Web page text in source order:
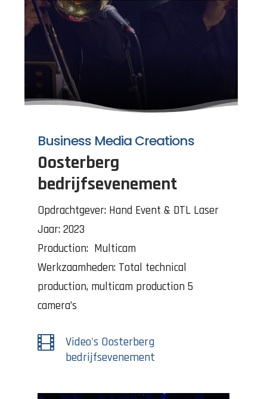
Business Media Creations
Oosterberg
bedrijfsevenement
Opdrachtgever: Hand Event & DTL Laser
Jaar: 2023
Production: Multicam
Werkzaamheden: Total technical
production, multicam production 5
camera’s

Video's Oosterberg
bedrijfsevenement